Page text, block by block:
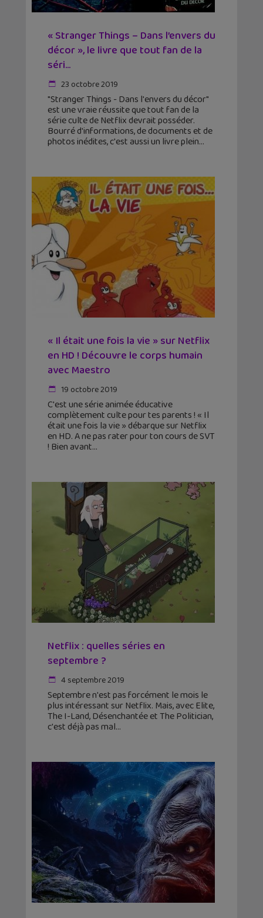
« Stranger Things – Dans l’envers du
décor », le livre que tout fan de la
séri...
23 octobre 2019
"Stranger Things - Dans l'envers du décor"
est une vraie réussite que tout fan de la
série culte de Netflix devrait posséder.
Bourré d'informations, de documents et de
photos inédites, c'est aussi un livre plein
« Il était une fois la vie » sur Netflix
en HD ! Découvre le corps humain
avec Maestro
19 octobre 2019
C'est une série animée éducative
complètement culte pour tes parents ! « Il
était une fois la vie » débarque sur Netflix
en HD. A ne pas rater pour ton cours de SVT
! Bien avant
Netflix : quelles séries en
septembre ?
4 septembre 2019
Septembre n'est pas forcément le mois le
plus intéressant sur Netflix. Mais, avec Elite,
The I-Land, Désenchantée et The Politician,
c'est déjà pas mal